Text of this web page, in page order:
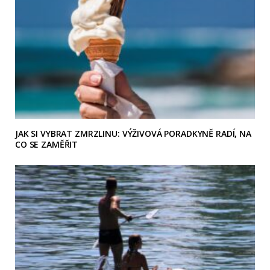
JAK SI VYBRAT ZMRZLINU: VÝŽIVOVÁ PORADKYNĚ RADÍ, NA
CO SE ZAMĚŘIT